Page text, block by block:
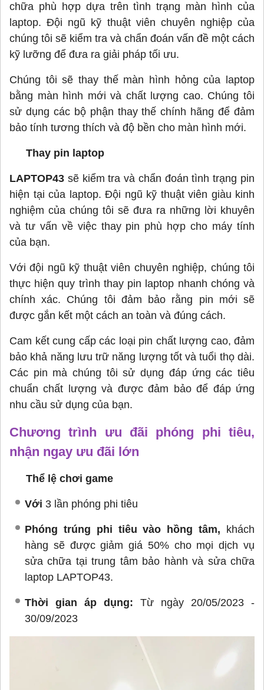
chữa phù hợp dựa trên tình trạng màn hình của
laptop. Đội ngũ kỹ thuật viên chuyên nghiệp của
chúng tôi sẽ kiểm tra và chẩn đoán vấn đề một cách
kỹ lưỡng để đưa ra giải pháp tối ưu.
Chúng tôi sẽ thay thế màn hình hỏng của laptop
bằng màn hình mới và chất lượng cao. Chúng tôi
sử dụng các bộ phận thay thế chính hãng để đảm
bảo tính tương thích và độ bền cho màn hình mới.
Thay pin laptop
LAPTOP43 sẽ kiểm tra và chẩn đoán tình trạng pin
hiện tại của laptop. Đội ngũ kỹ thuật viên giàu kinh
nghiệm của chúng tôi sẽ đưa ra những lời khuyên
và tư vấn về việc thay pin phù hợp cho máy tính
của bạn.
Với đội ngũ kỹ thuật viên chuyên nghiệp, chúng tôi
thực hiện quy trình thay pin laptop nhanh chóng và
chính xác. Chúng tôi đảm bảo rằng pin mới sẽ
được gắn kết một cách an toàn và đúng cách.
Cam kết cung cấp các loại pin chất lượng cao, đảm
bảo khả năng lưu trữ năng lượng tốt và tuổi thọ dài.
Các pin mà chúng tôi sử dụng đáp ứng các tiêu
chuẩn chất lượng và được đảm bảo để đáp ứng
nhu cầu sử dụng của bạn.
Chương trình ưu đãi phóng phi tiêu,
nhận ngay ưu đãi lớn
Thể lệ chơi game
Với 3 lần phóng phi tiêu
Phóng trúng phi tiêu vào hồng tâm, khách
hàng sẽ được giảm giá 50% cho mọi dịch vụ
sửa chữa tại trung tâm bảo hành và sửa chữa
laptop LAPTOP43.
Thời gian áp dụng: Từ ngày 20/05/2023 -
30/09/2023